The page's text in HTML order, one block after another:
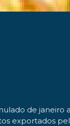
de
exportados